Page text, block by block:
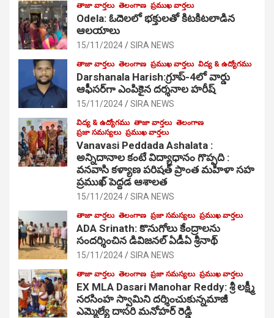
తాజా వార్తలు తెలంగాణ ప్రముఖ వార్తలు
Odela: ఓదెల‌లో భక్తులతో కిటకిటలాడిన
ఆల‌యాలు
15/11/2024 SIRA NEWS
తాజా వార్తలు తెలంగాణ ప్రముఖ వార్తలు విద్య & ఉద్యోగము
Darshanala Harish:గ్రూప్-4లో వార్డు
ఆఫీసర్‌గా ఎంపికైన దర్శనాల హరీష్
15/11/2024 SIRA NEWS
విద్య & ఉద్యోగము తాజా వార్తలు తెలంగాణ
ప్రజా సమస్యలు ప్రముఖ వార్తలు
Vanavasi Peddada Ashalata :
అన్నిదానాల కంటే విద్యాధానం గొప్పది :
వనవాసి కళ్యాణ పరిషత్ ప్రాంత మహిళా సహ
ప్రముఖ్ పెద్దడ ఆశాలత
15/11/2024 SIRA NEWS
తాజా వార్తలు తెలంగాణ ప్రజా సమస్యలు ప్రముఖ వార్తలు
ADA Srinath: కొనుగోలు కేంద్రాల‌ను
సంద‌ర్శించిన డివిజనల్ ఏడీఏ శ్రీనాథ్
15/11/2024 SIRA NEWS
తాజా వార్తలు తెలంగాణ ప్రజా సమస్యలు ప్రముఖ వార్తలు
EX MLA Dasari Manohar Reddy: శ్రీ లక్ష్మీ
నరసింహ స్వామిని దర్శించుకున్నమాజీ
ఎమ్మెల్యే దాసరి మనోహర్ రెడ్డి